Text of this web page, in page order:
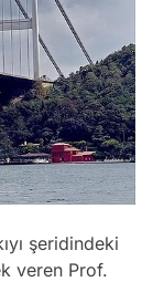
şeridindeki
veren Prof.